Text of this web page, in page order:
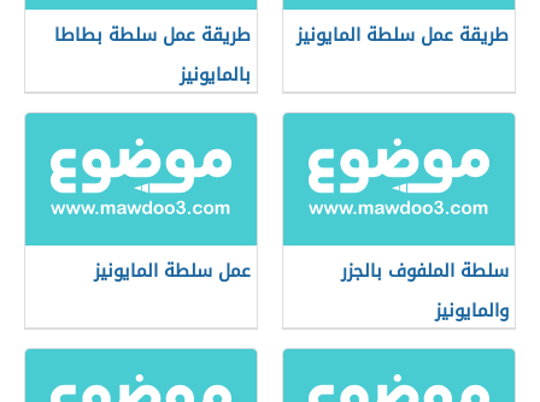
طريقة عمل سلطة المايونيز
طريقة عمل سلطة بطاطا
بالمايونيز
سلطة الملفوف بالجزر
والمايونيز
عمل سلطة المايونيز